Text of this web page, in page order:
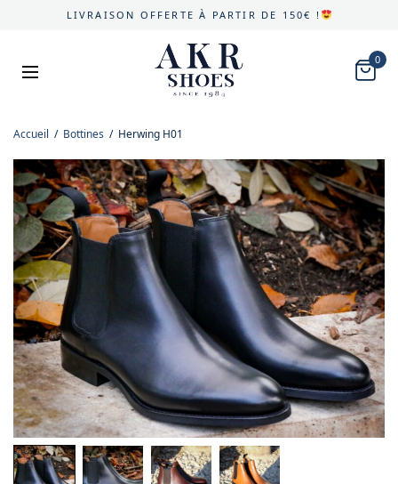
LIVRAISON OFFERTE À PARTIR DE 150€ !
0
Accueil / Bottines / Herwing H01